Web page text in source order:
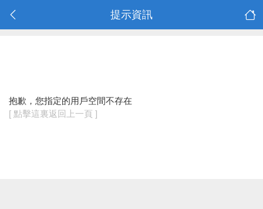
提示資訊
抱歉，您指定的用戶空間不存在
[ 點擊這裏返回上一頁 ]